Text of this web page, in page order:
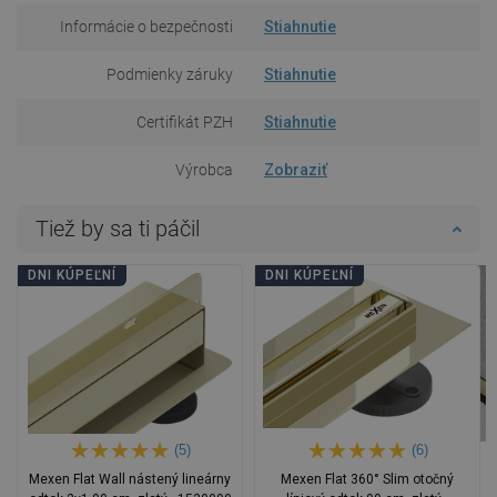
Informácie o bezpečnosti Stiahnutie
Podmienky záruky Stiahnutie
Certifikát PZH Stiahnutie
Výrobca Zobraziť
Tiež by sa ti páčil
DNI KÚPEĽNÍ
(5)
Mexen Flat Wall nástený lineárny
DNI KÚPEĽNÍ
(6)
Mexen Flat 360° Slim otočný